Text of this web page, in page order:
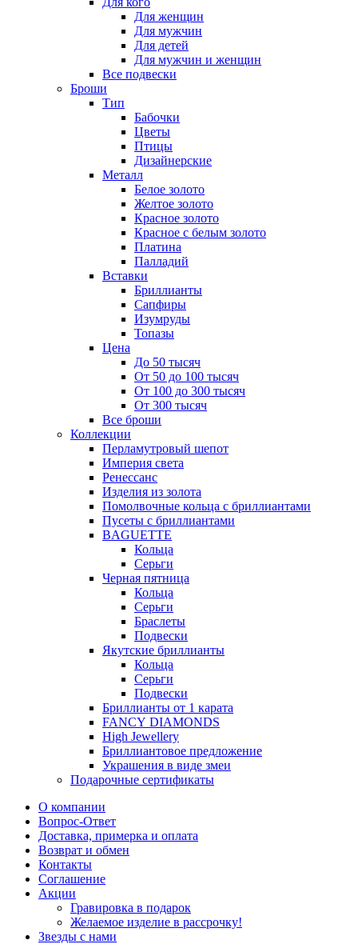
Для женщин
Для мужчин
Для детей
Для мужчин и женщин
Все подвески
Броши
Тип
Бабочки
Цветы
Птицы
Дизайнерские
Металл
Белое золото
Желтое золото
Красное золото
Красное с белым золото
Платина
Палладий
Вставки
Бриллианты
Сапфиры
Изумруды
Топазы
Цена
До 50 тысяч
От 50 до 100 тысяч
От 100 до 300 тысяч
От 300 тысяч
Все броши
Коллекции
Перламутровый шепот
Империя света
Ренессанс
Изделия из золота
Помолвочные кольца с бриллиантами
Пусеты с бриллиантами
BAGUETTE
Кольца
Серьги
Черная пятница
Кольца
Серьги
Браслеты
Подвески
Якутские бриллианты
Кольца
Серьги
Подвески
Бриллианты от 1 карата
FANCY DIAMONDS
High Jewellery
Бриллиантовое предложение
Украшения в виде змеи
Подарочные сертификаты
О компании
Вопрос-Ответ
Доставка, примерка и оплата
Возврат и обмен
Контакты
Соглашение
Акции
Гравировка в подарок
Желаемое изделие в рассрочку!
Звезды с нами